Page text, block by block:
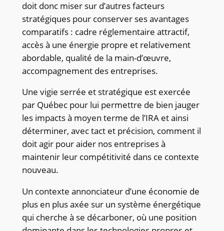
doit donc miser sur d’autres facteurs
stratégiques pour conserver ses avantages
comparatifs : cadre réglementaire attractif,
accès à une énergie propre et relativement
abordable, qualité de la main-d’œuvre,
accompagnement des entreprises.
Une vigie serrée et stratégique est exercée
par Québec pour lui permettre de bien jauger
les impacts à moyen terme de l’IRA et ainsi
déterminer, avec tact et précision, comment il
doit agir pour aider nos entreprises à
maintenir leur compétitivité dans ce contexte
nouveau.
Un contexte annonciateur d’une économie de
plus en plus axée sur un système énergétique
qui cherche à se décarboner, où une position